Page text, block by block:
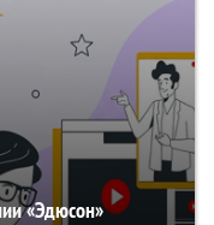
«Эдюсон»